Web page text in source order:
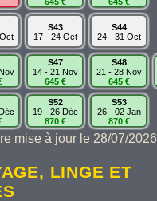
S43
17 - 24 Oct
S44
24 - 31 Oct
S47
14 - 21 Nov
645 €
S48
21 - 28 Nov
645 €
S52
19 - 26 Déc
870 €
S53
26 - 02 Jan
870 €
mise à jour le 28/07/2026
LINGE ET